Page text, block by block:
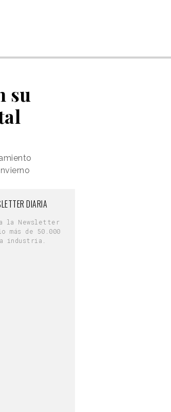
su
DIARIA
la Newsletter
más de 50.000
industria.